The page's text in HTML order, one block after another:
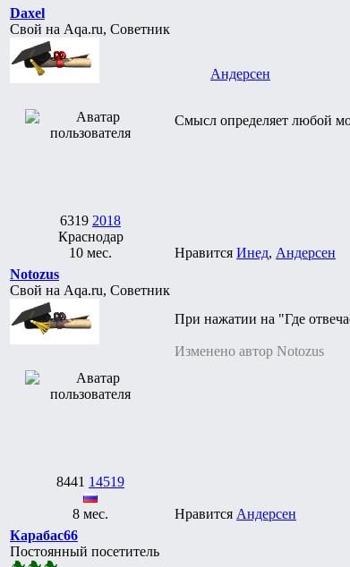
Daxel
Свой на Aqa.ru, Советник
6319 2018
Краснодар
10 мес.
Андерсен
Смысл определяет любой
Нравится Инед, Андерсен
Notozus
Свой на Aqa.ru, Советник
8441 14519
8 мес.
При нажатии на "Где
Изменено автор Notozus
Нравится Андерсен
Карабас66
Постоянный посетитель